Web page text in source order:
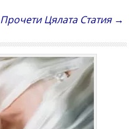
Прочети Цялата Статия →